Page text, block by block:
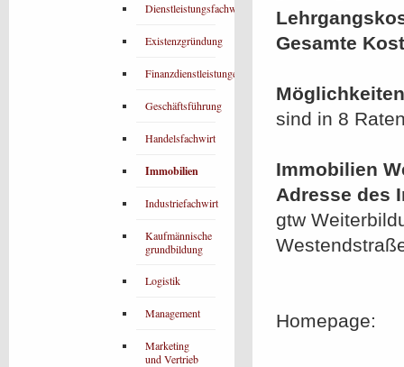
Gesamte
sind in 8
Immobilien
Adresse des
gtw
Homepage:
Dienstleistungsfachwirt
Existenzgründung
Finanzdienstleistungen
Geschäftsführung
Handelsfachwirt
Immobilien
Industriefachwirt
Kaufmännische
grundbildung
Logistik
Management
Marketing
und Vertrieb